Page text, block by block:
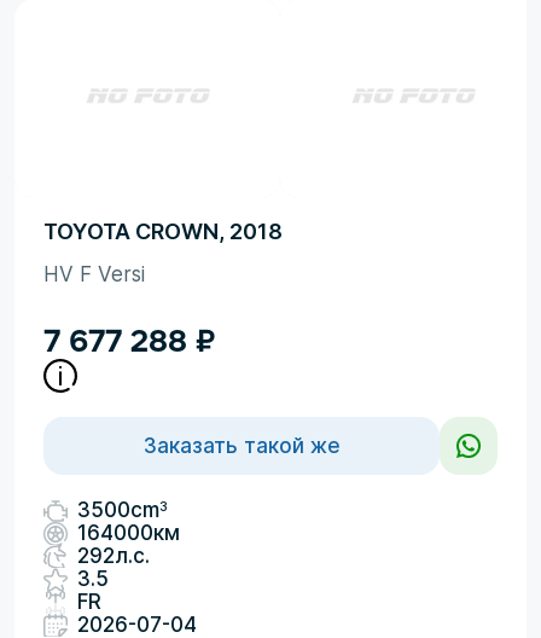
TOYOTA CROWN, 2018
HV F Versi
7 677 288 ₽
Заказать такой же
3500cm3
164000км
292л.с.
3.5
FR
2026-07-04